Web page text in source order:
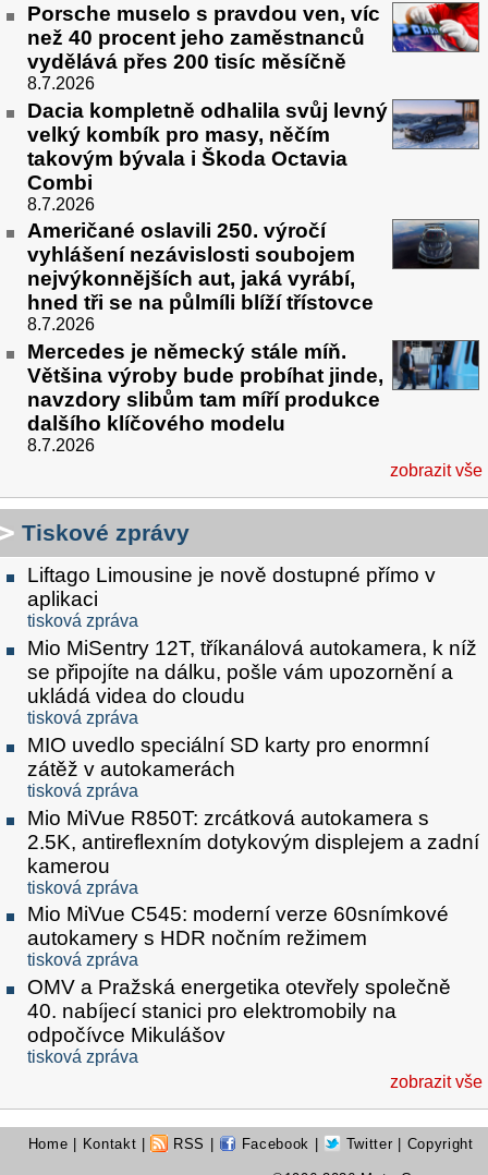
Porsche muselo s pravdou ven, víc
než 40 procent jeho zaměstnanců
vydělává přes 200 tisíc měsíčně
8.7.2026
Dacia kompletně odhalila svůj levný
velký kombík pro masy, něčím
takovým bývala i Škoda Octavia
Combi
8.7.2026
Američané oslavili 250. výročí
vyhlášení nezávislosti soubojem
nejvýkonnějších aut, jaká vyrábí,
hned tři se na půlmíli blíží třístovce
8.7.2026
Mercedes je německý stále míň.
Většina výroby bude probíhat jinde,
navzdory slibům tam míří produkce
dalšího klíčového modelu
8.7.2026
zobrazit vše
Tiskové zprávy
Liftago Limousine je nově dostupné přímo v
aplikaci
tisková zpráva
Mio MiSentry 12T, tříkanálová autokamera, k níž
se připojíte na dálku, pošle vám upozornění a
ukládá videa do cloudu
tisková zpráva
MIO uvedlo speciální SD karty pro enormní
zátěž v autokamerách
tisková zpráva
Mio MiVue R850T: zrcátková autokamera s
2.5K, antireflexním dotykovým displejem a zadní
kamerou
tisková zpráva
Mio MiVue C545: moderní verze 60snímkové
autokamery s HDR nočním režimem
tisková zpráva
OMV a Pražská energetika otevřely společně
40. nabíjecí stanici pro elektromobily na
odpočívce Mikulášov
tisková zpráva
zobrazit vše
Home Kontakt RSS Facebook Twitter | Copyright